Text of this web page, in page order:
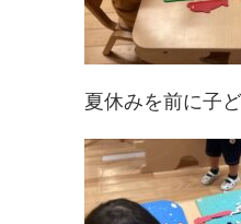
夏休みを前に子